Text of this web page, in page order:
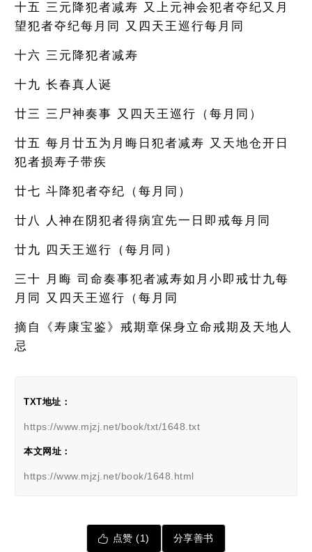
十五 三元降犯者减寿 又上元神会犯者夺纪又月
望犯者夺纪每月同 又四天王巡行每月同
十六 三元降犯者减寿
十九 长春真人诞
廿三 三尸神奏事 又四天王巡行（每月同）
廿五 每月廿五为月晦日犯者减寿 又天地仓开日
犯者损寿子带疾
廿七 斗降犯者夺纪（每月同）
廿八 人神在阴犯者得病宜先一日即戒每月同
廿九 四天王巡行（每月同）
三十 月晦 司命奏事犯者减寿如月小即戒廿九每
月同 又四天王巡行（每月同
摘自《寿康宝鉴》戒期章保身立命戒期及天地人
忌
TXT地址：
https://www.mjzj.net/book/txt/1648.txt
本文网址：
https://www.mjzj.net/book/1648.html
点赞 (1) 分享善书